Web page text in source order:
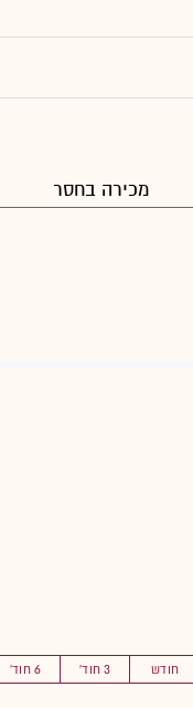
מכירה בחסר
חודש 3 חוד' 6 חוד'